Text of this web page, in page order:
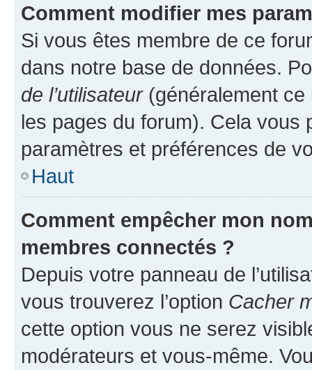
Comment modifier mes
Si vous êtes membre de ce
dans notre base de données.
de l’utilisateur(généralement ce
les pages du forum). Cela vous
paramètres et préférences de
Haut
Comment empêcher mon
membres connectés ?
Depuis votre panneau de
vous trouverez l’option Cacher
cette option vous ne serez
modérateurs et vous-même.